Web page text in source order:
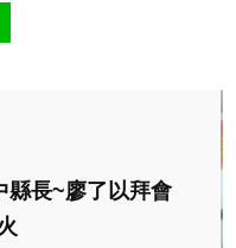
縣長~廖了以拜會